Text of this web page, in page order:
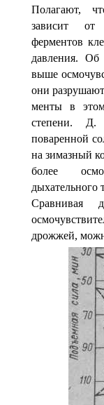
Полагают,
зависит от
ферментов
давления. Об
выше
они
менты в
степени. Д.
поваренной
на зимазный
более
дыхательного
Сравнивая
дрожжей,